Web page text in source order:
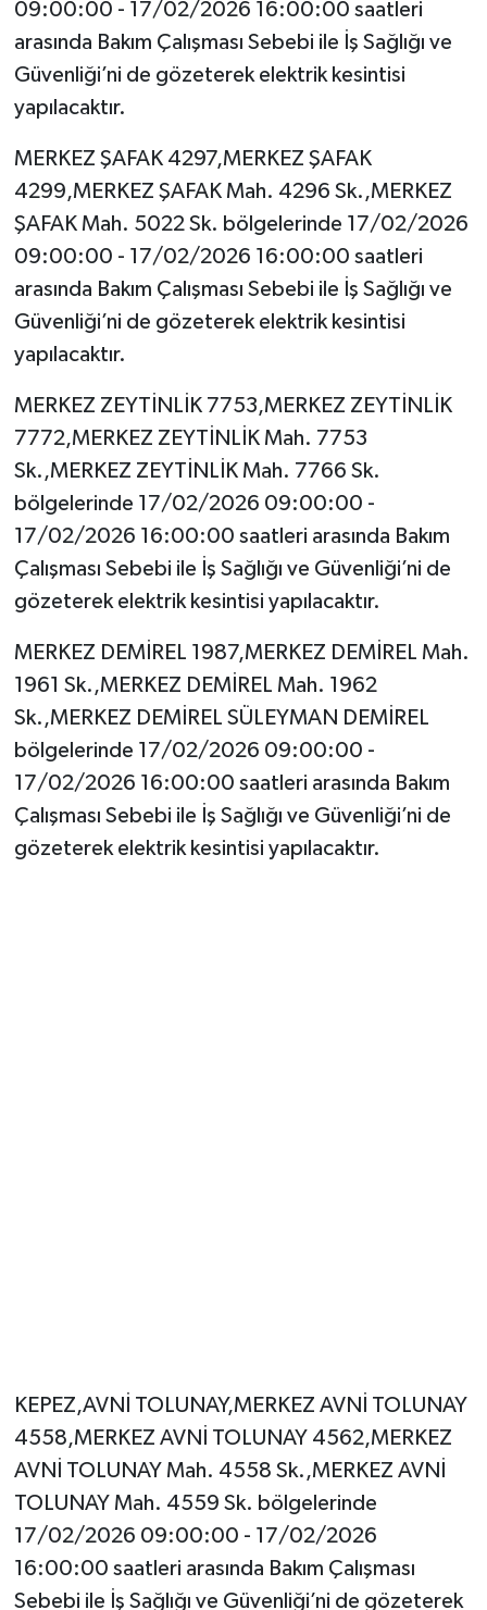
09:00:00 - 17/02/2026 16:00:00 saatleri
arasında Bakım Çalışması Sebebi ile İş Sağlığı ve
Güvenliği’ni de gözeterek elektrik kesintisi
yapılacaktır.
MERKEZ ŞAFAK 4297,MERKEZ ŞAFAK
4299,MERKEZ ŞAFAK Mah. 4296 Sk.,MERKEZ
ŞAFAK Mah. 5022 Sk. bölgelerinde 17/02/2026
09:00:00 - 17/02/2026 16:00:00 saatleri
arasında Bakım Çalışması Sebebi ile İş Sağlığı ve
Güvenliği’ni de gözeterek elektrik kesintisi
yapılacaktır.
MERKEZ ZEYTİNLİK 7753,MERKEZ ZEYTİNLİK
7772,MERKEZ ZEYTİNLİK Mah. 7753
Sk.,MERKEZ ZEYTİNLİK Mah. 7766 Sk.
bölgelerinde 17/02/2026 09:00:00 -
17/02/2026 16:00:00 saatleri arasında Bakım
Çalışması Sebebi ile İş Sağlığı ve Güvenliği’ni de
gözeterek elektrik kesintisi yapılacaktır.
MERKEZ DEMİREL 1987,MERKEZ DEMİREL Mah.
1961 Sk.,MERKEZ DEMİREL Mah. 1962
Sk.,MERKEZ DEMİREL SÜLEYMAN DEMİREL
bölgelerinde 17/02/2026 09:00:00 -
17/02/2026 16:00:00 saatleri arasında Bakım
Çalışması Sebebi ile İş Sağlığı ve Güvenliği’ni de
gözeterek elektrik kesintisi yapılacaktır.
KEPEZ,AVNİ TOLUNAY,MERKEZ AVNİ TOLUNAY
4558,MERKEZ AVNİ TOLUNAY 4562,MERKEZ
AVNİ TOLUNAY Mah. 4558 Sk.,MERKEZ AVNİ
TOLUNAY Mah. 4559 Sk. bölgelerinde
17/02/2026 09:00:00 - 17/02/2026
16:00:00 saatleri arasında Bakım Çalışması
Sebebi ile İş Sağlığı ve Güvenliği’ni de gözeterek